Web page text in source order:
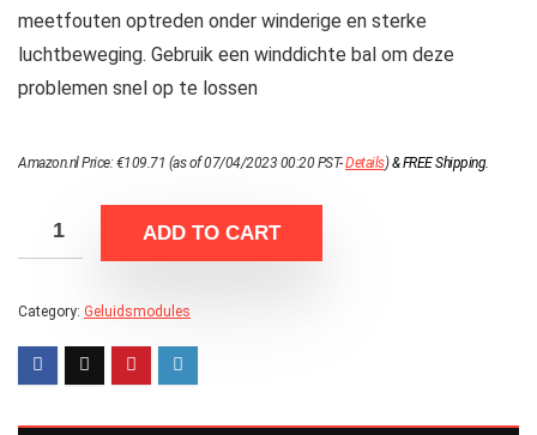
meetfouten optreden onder winderige en sterke
luchtbeweging. Gebruik een winddichte bal om deze
problemen snel op te lossen
Amazon.nl Price:€109.71 (as of 07/04/2023 00:20 PST-Details)&FREE Shipping.
ADD TO CART
Category: Geluidsmodules